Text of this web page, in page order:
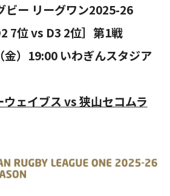
ビー リーグワン2025-26
7位 vs D3 2位］第1戦
）19:00 いわぎんスタジア
ェイブス vs 狭山セコムラ